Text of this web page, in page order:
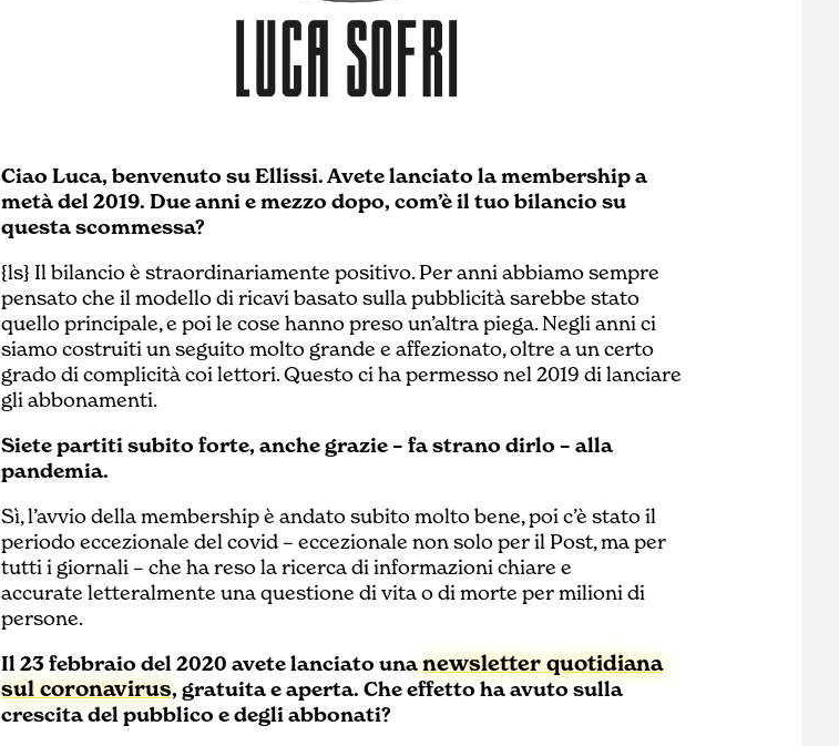
Ciao Luca, benvenuto su Ellissi. Avete lanciato la membership a
metà del 2019. Due anni e mezzo dopo, com’è il tuo bilancio su
questa scommessa?
{ls} Il bilancio è straordinariamente positivo. Per anni abbiamo sempre
pensato che il modello di ricavi basato sulla pubblicità sarebbe stato
quello principale, e poi le cose hanno preso un’altra piega. Negli anni ci
siamo costruiti un seguito molto grande e affezionato, oltre a un certo
grado di complicità coi lettori. Questo ci ha permesso nel 2019 di lanciare
gli abbonamenti.
Siete partiti subito forte, anche grazie – fa strano dirlo – alla
pandemia.
Sì, l’avvio della membership è andato subito molto bene, poi c’è stato il
periodo eccezionale del covid – eccezionale non solo per il Post, ma per
tutti i giornali – che ha reso la ricerca di informazioni chiare e
accurate letteralmente una questione di vita o di morte per milioni di
persone.
Il 23 febbraio del 2020 avete lanciato unanewsletter quotidiana
sul coronavirus, gratuita e aperta. Che effetto ha avuto sulla
crescita del pubblico e degli abbonati?